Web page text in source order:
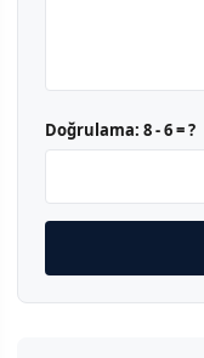
Doğrulama: 8 - 6 = ?